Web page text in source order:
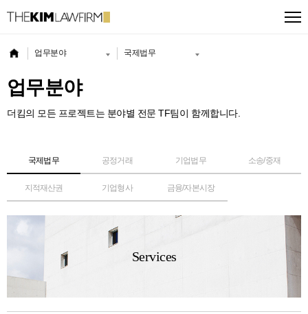
업무분야 국제법무
업무분야
더킴의 모든 프로젝트는 분야별 전문 TF팀이 함께합니다.
국제법무 공정거래 기업법무 소송/중재
지적재산권 기업형사 금융/자본시장
Services